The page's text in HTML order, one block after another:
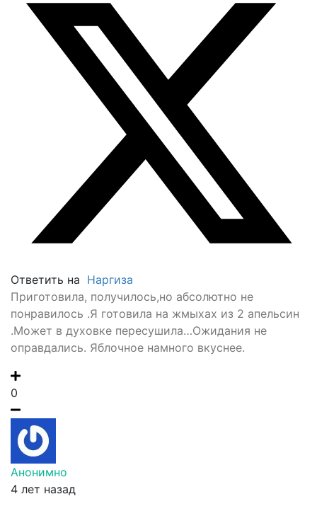
Ответить на Наргиза
Приготовила, получилось,но абсолютно не
понравилось .Я готовила на жмыхах из 2 апельсин
.Может в духовке пересушила…Ожидания не
оправдались. Яблочное намного вкуснее.
0
Анонимно
4 лет назад